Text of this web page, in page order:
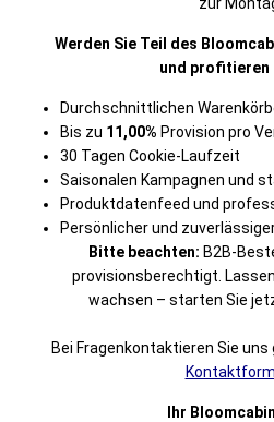
Werden Sie Teil des
und profitieren
Durchschnittlichen
Bis zu 11,00% Provision pro
30 Tagen Cookie-Laufzeit
Saisonalen Kampagnen und
Produktdatenfeed und
Persönlicher und
Bitte beachten: B2B-
provisionsberechtigt.
wachsen – starten Sie
Bei Fragenkontaktieren Sie uns
Ihr